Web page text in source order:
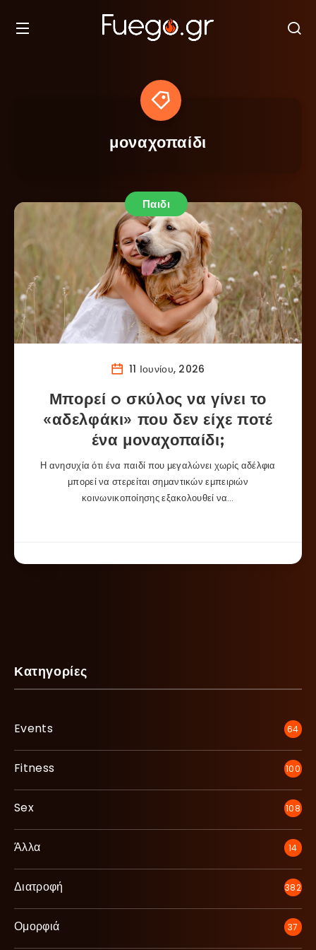
μοναχοπαίδι
Παιδι
11 Ιουνίου, 2026
Μπορεί o σκύλος να γίνει το
«αδελφάκι» που δεν είχε ποτέ
ένα μοναχοπαίδι;
Η ανησυχία ότι ένα παιδί που μεγαλώνει χωρίς αδέλφια
μπορεί να στερείται σημαντικών εμπειριών
κοινωνικοποίησης εξακολουθεί να…
Κατηγορίες
Events 64
Fitness 100
Sex 108
Άλλα 14
Διατροφή 382
Ομορφιά 37